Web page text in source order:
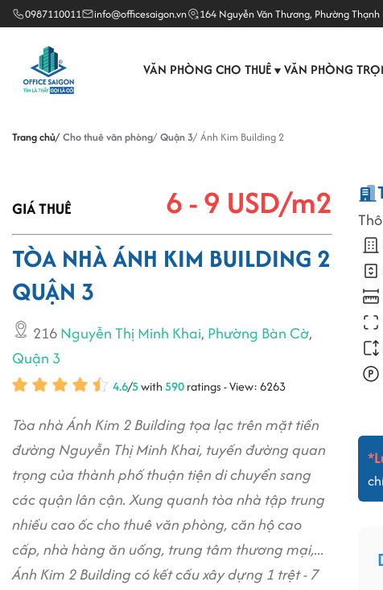
0987110011 info@officesaigon.vn 164 Nguyễn Văn Thương, Phường Thạnh
VĂN PHÒNG CHO THUÊ ▼ VĂN PHÒNG
Trang chủ Cho thuê văn phòng Quận 3 Ánh Kim Building 2
GIÁ THUÊ 6 - 9 USD/m2
TÒA NHÀ ÁNH KIM BUILDING 2
QUẬN 3
216Nguyễn Thị Minh Khai, Phường Bàn Cờ,
Quận 3
4.6/5with590ratings - View: 6263
Tòa nhà Ánh Kim 2 Building tọa lạc trên mặt tiền
đường Nguyễn Thị Minh Khai, tuyến đường quan
trọng của thành phố thuận tiện di chuyển sang
các quận lân cận. Xung quanh tòa nhà tập trung
nhiều cao ốc cho thuê văn phòng, căn hộ cao
cấp, nhà hàng ăn uống, trung tâm thương mại,...
Ánh Kim 2 Building có kết cấu xây dựng 1 trệt - 7